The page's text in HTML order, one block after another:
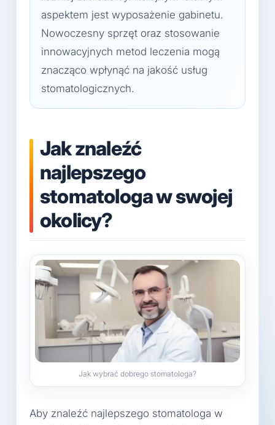
aspektem jest wyposażenie gabinetu.
Nowoczesny sprzęt oraz stosowanie
innowacyjnych metod leczenia mogą
znacząco wpłynąć na jakość usług
stomatologicznych.
Jak znaleźć
najlepszego
stomatologa w swojej
okolicy?
Jak wybrać dobrego stomatologa?
Aby znaleźć najlepszego stomatologa w